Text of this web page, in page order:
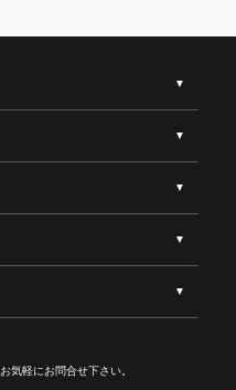
お気軽にお問合せ下さい。